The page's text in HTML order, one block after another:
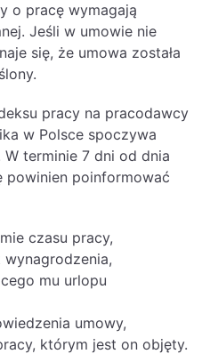
o pracę wymagają
Jeśli w umowie nie
się, że umowa została
pracy na pracodawcy
w Polsce spoczywa
terminie 7 dni od dnia
powinien poinformować
czasu pracy,
mu urlopu
umowy,
którym jest on objęty.